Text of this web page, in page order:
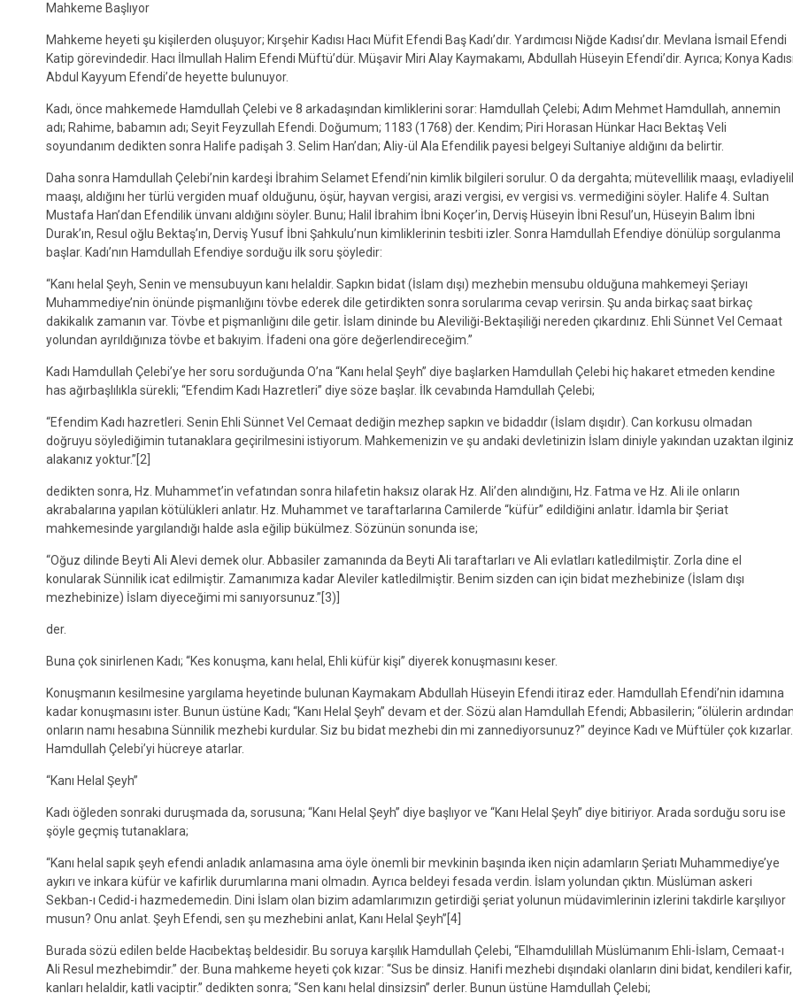
Mahkeme Başlıyor
Mahkeme heyeti şu kişilerden oluşuyor; Kırşehir Kadısı Hacı Müfit Efendi Baş Kadı’dır. Yardımcısı Niğde Kadısı’dır. Mevlana İsmail Efendi
Katip görevindedir. Hacı İlmullah Halim Efendi Müftü’dür. Müşavir Miri Alay Kaymakamı, Abdullah Hüseyin Efendi’dir. Ayrıca; Konya
Abdul Kayyum Efendi’de heyette bulunuyor.
Kadı, önce mahkemede Hamdullah Çelebi ve 8 arkadaşından kimliklerini sorar: Hamdullah Çelebi; Adım Mehmet Hamdullah, annemin
adı; Rahime, babamın adı; Seyit Feyzullah Efendi. Doğumum; 1183 (1768) der. Kendim; Piri Horasan Hünkar Hacı Bektaş Veli
soyundanım dedikten sonra Halife padişah 3. Selim Han’dan; Aliy-ül Ala Efendilik payesi belgeyi Sultaniye aldığını da belirtir.
Daha sonra Hamdullah Çelebi’nin kardeşi İbrahim Selamet Efendi’nin kimlik bilgileri sorulur. O da dergahta; mütevellilik maaşı,
maaşı, aldığını her türlü vergiden muaf olduğunu, öşür, hayvan vergisi, arazi vergisi, ev vergisi vs. vermediğini söyler. Halife 4. Sultan
Mustafa Han’dan Efendilik ünvanı aldığını söyler. Bunu; Halil İbrahim İbni Koçer’in, Derviş Hüseyin İbni Resul’un, Hüseyin Balım İbni
Durak’ın, Resul oğlu Bektaş’ın, Derviş Yusuf İbni Şahkulu’nun kimliklerinin tesbiti izler. Sonra Hamdullah Efendiye dönülüp sorgulanma
başlar. Kadı’nın Hamdullah Efendiye sorduğu ilk soru şöyledir:
“Kanı helal Şeyh, Senin ve mensubuyun kanı helaldir. Sapkın bidat (İslam dışı) mezhebin mensubu olduğuna mahkemeyi Şeriayı
Muhammediye’nin önünde pişmanlığını tövbe ederek dile getirdikten sonra sorularıma cevap verirsin. Şu anda birkaç saat birkaç
dakikalık zamanın var. Tövbe et pişmanlığını dile getir. İslam dininde bu Aleviliği-Bektaşiliği nereden çıkardınız. Ehli Sünnet Vel Cemaat
yolundan ayrıldığınıza tövbe et bakıyim. İfadeni ona göre değerlendireceğim.”
Kadı Hamdullah Çelebi’ye her soru sorduğunda O’na “Kanı helal Şeyh” diye başlarken Hamdullah Çelebi hiç hakaret etmeden kendine
has ağırbaşlılıkla sürekli; “Efendim Kadı Hazretleri” diye söze başlar. İlk cevabında Hamdullah Çelebi;
“Efendim Kadı hazretleri. Senin Ehli Sünnet Vel Cemaat dediğin mezhep sapkın ve bidaddır (İslam dışıdır). Can korkusu olmadan
doğruyu söylediğimin tutanaklara geçirilmesini istiyorum. Mahkemenizin ve şu andaki devletinizin İslam diniyle yakından uzaktan ilginiz
alakanız yoktur.”[2]
dedikten sonra, Hz. Muhammet’in vefatından sonra hilafetin haksız olarak Hz. Ali’den alındığını, Hz. Fatma ve Hz. Ali ile onların
akrabalarına yapılan kötülükleri anlatır. Hz. Muhammet ve taraftarlarına Camilerde “küfür” edildiğini anlatır. İdamla bir Şeriat
mahkemesinde yargılandığı halde asla eğilip bükülmez. Sözünün sonunda ise;
“Oğuz dilinde Beyti Ali Alevi demek olur. Abbasiler zamanında da Beyti Ali taraftarları ve Ali evlatları katledilmiştir. Zorla dine el
konularak Sünnilik icat edilmiştir. Zamanımıza kadar Aleviler katledilmiştir. Benim sizden can için bidat mezhebinize (İslam dışı
mezhebinize) İslam diyeceğimi mi sanıyorsunuz.”[3)]
der.
Buna çok sinirlenen Kadı; “Kes konuşma, kanı helal, Ehli küfür kişi” diyerek konuşmasını keser.
Konuşmanın kesilmesine yargılama heyetinde bulunan Kaymakam Abdullah Hüseyin Efendi itiraz eder. Hamdullah Efendi’nin idamına
kadar konuşmasını ister. Bunun üstüne Kadı; “Kanı Helal Şeyh” devam et der. Sözü alan Hamdullah Efendi; Abbasilerin; “ölülerin
onların namı hesabına Sünnilik mezhebi kurdular. Siz bu bidat mezhebi din mi zannediyorsunuz?” deyince Kadı ve Müftüler çok kızarlar.
Hamdullah Çelebi’yi hücreye atarlar.
“Kanı Helal Şeyh”
Kadı öğleden sonraki duruşmada da, sorusuna; “Kanı Helal Şeyh” diye başlıyor ve “Kanı Helal Şeyh” diye bitiriyor. Arada sorduğu soru ise
şöyle geçmiş tutanaklara;
“Kanı helal sapık şeyh efendi anladık anlamasına ama öyle önemli bir mevkinin başında iken niçin adamların Şeriatı Muhammediye’ye
aykırı ve inkara küfür ve kafirlik durumlarına mani olmadın. Ayrıca beldeyi fesada verdin. İslam yolundan çıktın. Müslüman askeri
Sekban-ı Cedid-i hazmedemedin. Dini İslam olan bizim adamlarımızın getirdiği şeriat yolunun müdavimlerinin izlerini takdirle karşılıyor
musun? Onu anlat. Şeyh Efendi, sen şu mezhebini anlat, Kanı Helal Şeyh”[4]
Burada sözü edilen belde Hacıbektaş beldesidir. Bu soruya karşılık Hamdullah Çelebi, “Elhamdulillah Müslümanım Ehli-İslam, Cemaat-ı
Ali Resul mezhebimdir.” der. Buna mahkeme heyeti çok kızar: “Sus be dinsiz. Hanifi mezhebi dışındaki olanların dini bidat, kendileri kafir,
kanları helaldir, katli vaciptir.” dedikten sonra; “Sen kanı helal dinsizsin” derler. Bunun üstüne Hamdullah Çelebi;